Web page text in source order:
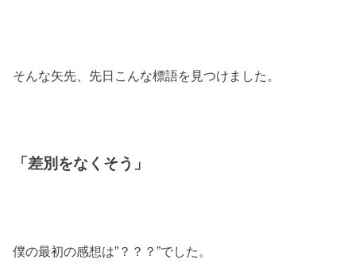
そんな矢先、先日こんな標語を見つけました。
「差別をなくそう」
僕の最初の感想は”？？？”でした。